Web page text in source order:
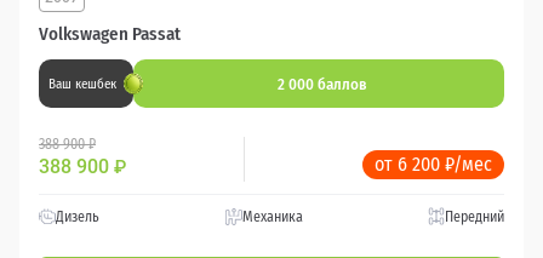
Volkswagen Passat
Ваш кешбек 2 000 баллов
388 900 ₽
388 900 ₽ от 6 200 ₽/мес
Дизель Механика Передний